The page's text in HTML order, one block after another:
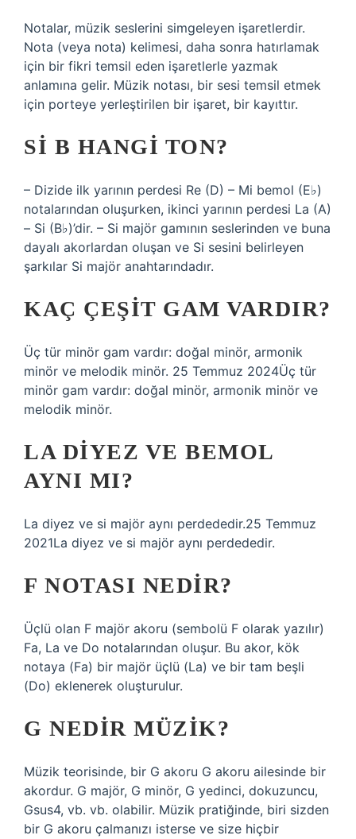
Notalar, müzik seslerini simgeleyen işaretlerdir.
Nota (veya nota) kelimesi, daha sonra hatırlamak
için bir fikri temsil eden işaretlerle yazmak
anlamına gelir. Müzik notası, bir sesi temsil etmek
için porteye yerleştirilen bir işaret, bir kayıttır.
SI B HANGI TON?
– Dizide ilk yarının perdesi Re (D) – Mi bemol (E♭)
notalarından oluşurken, ikinci yarının perdesi La (A)
– Si (B♭)’dir. – Si majör gamının seslerinden ve buna
dayalı akorlardan oluşan ve Si sesini belirleyen
şarkılar Si majör anahtarındadır.
KAÇ ÇEŞIT GAM VARDIR?
Üç tür minör gam vardır: doğal minör, armonik
minör ve melodik minör. 25 Temmuz 2024Üç tür
minör gam vardır: doğal minör, armonik minör ve
melodik minör.
LA DIYEZ VE BEMOL
AYNI MI?
La diyez ve si majör aynı perdededir.25 Temmuz
2021La diyez ve si majör aynı perdededir.
F NOTASI NEDIR?
Üçlü olan F majör akoru (sembolü F olarak yazılır)
Fa, La ve Do notalarından oluşur. Bu akor, kök
notaya (Fa) bir majör üçlü (La) ve bir tam beşli
(Do) eklenerek oluşturulur.
G NEDIR MÜZIK?
Müzik teorisinde, bir G akoru G akoru ailesinde bir
akordur. G majör, G minör, G yedinci, dokuzuncu,
Gsus4, vb. vb. olabilir. Müzik pratiğinde, biri sizden
bir G akoru çalmanızı isterse ve size hiçbir